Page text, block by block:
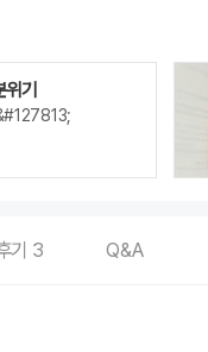
기
기 3 Q&A